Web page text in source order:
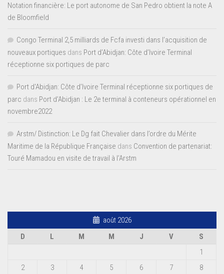
Notation financière: Le port autonome de San Pedro obtient la note A
de Bloomfield
Congo Terminal 2,5 milliards de Fcfa investi dans l’acquisition de
nouveaux portiques dans Port d’Abidjan: Côte d’Ivoire Terminal
réceptionne six portiques de parc
Port d'Abidjan: Côte d’Ivoire Terminal réceptionne six portiques de
parc dans Port d’Abidjan : Le 2e terminal à conteneurs opérationnel en
novembre2022
Arstm/ Distinction: Le Dg fait Chevalier dans l’ordre du Mérite
Maritime de la République Française dans Convention de partenariat:
Touré Mamadou en visite de travail à l’Arstm
août 2026
D
L M M J V
S
1
2
3 4 5 6 7
8